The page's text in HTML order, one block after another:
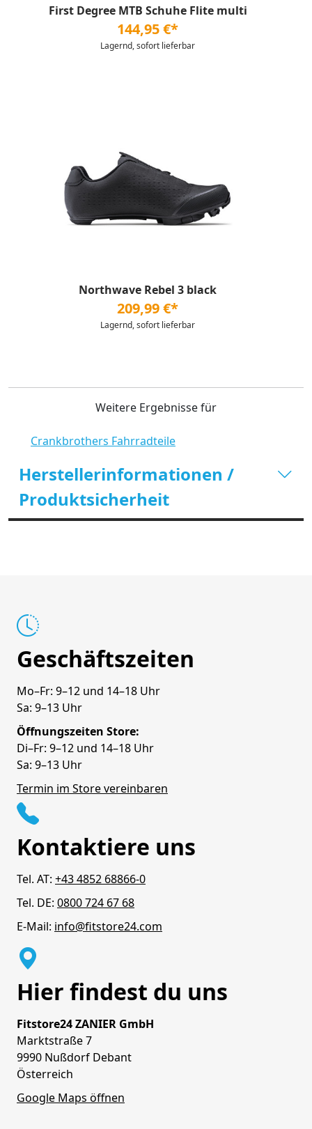
First Degree MTB Schuhe Flite multi
144,95 €*
Lagernd, sofort lieferbar
Northwave Rebel 3 black
209,99 €*
Lagernd, sofort lieferbar
Weitere Ergebnisse für
Crankbrothers Fahrradteile
Herstellerinformationen /
Produktsicherheit
Geschäftszeiten
Mo–Fr: 9–12 und 14–18 Uhr
Sa: 9–13 Uhr
Öffnungszeiten Store:
Di–Fr: 9–12 und 14–18 Uhr
Sa: 9–13 Uhr
Termin im Store vereinbaren
Kontaktiere uns
Tel. AT: +43 4852 68866-0
Tel. DE: 0800 724 67 68
E-Mail: info@fitstore24.com
Hier findest du uns
Fitstore24 ZANIER GmbH
Marktstraße 7
9990 Nußdorf Debant
Österreich
Google Maps öffnen